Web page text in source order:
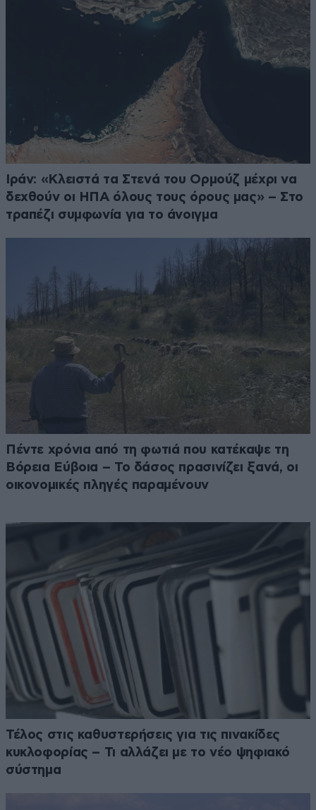
Ιράν: «Κλειστά τα Στενά του Ορμούζ μέχρι να
δεχθούν οι ΗΠΑ όλους τους όρους μας» – Στο
τραπέζι συμφωνία για το άνοιγμα
Πέντε χρόνια από τη φωτιά που κατέκαψε τη
Βόρεια Εύβοια – Το δάσος πρασινίζει ξανά, οι
οικονομικές πληγές παραμένουν
Τέλος στις καθυστερήσεις για τις πινακίδες
κυκλοφορίας – Τι αλλάζει με το νέο ψηφιακό
σύστημα